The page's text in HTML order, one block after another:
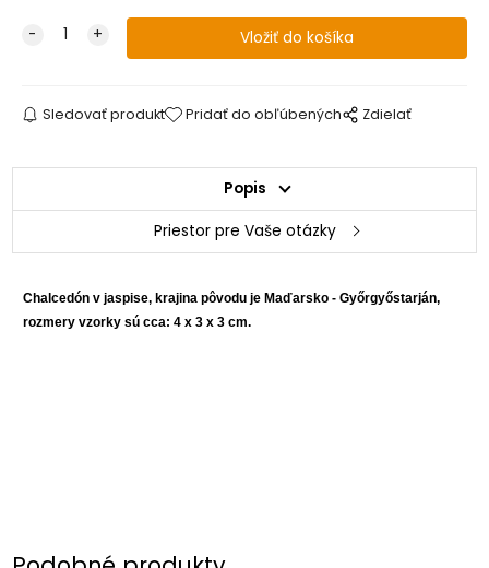
Sledovať produkt Pridať do obľúbených Zdielať
Popis
Priestor pre Vaše otázky
Chalcedón v jaspise, krajina pôvodu je Maďarsko - Győrgyőstarján,
rozmery vzorky sú cca: 4 x 3 x 3 cm.